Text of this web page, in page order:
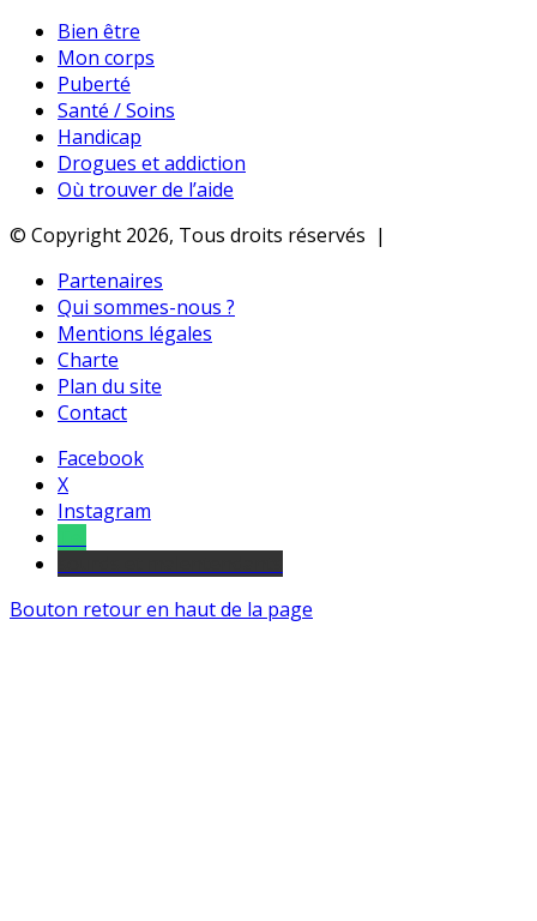
Bien être
Mon corps
Puberté
Santé / Soins
Handicap
Drogues et addiction
Où trouver de l’aide
© Copyright 2026, Tous droits réservés |
Partenaires
Qui sommes-nous ?
Mentions légales
Charte
Plan du site
Contact
Facebook
X
Instagram
Bouton retour en haut de la page